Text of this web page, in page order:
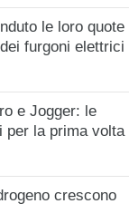
le loro quote
furgoni elettrici
e Jogger: le
per la prima volta
crescono